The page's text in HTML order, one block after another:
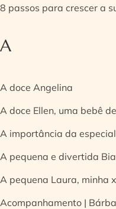
8 passos para crescer a
A
A doce Angelina
A doce Ellen, uma bebê
A importância da
A pequena e divertida
A pequena Laura, minha
Acompanhamento |